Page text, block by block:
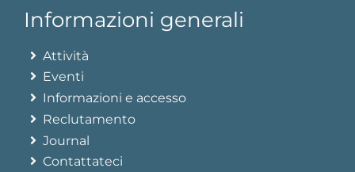
Informazioni generali
Attività
Eventi
Informazioni e accesso
Reclutamento
Journal
Contattateci